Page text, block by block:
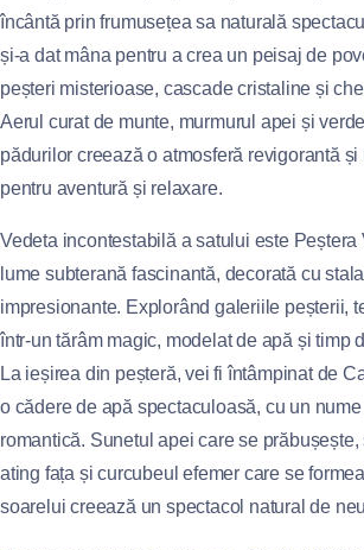
încântă prin frumusețea sa naturală
și-a dat mâna pentru a crea un peisaj de
peșteri misterioase, cascade cristaline și
Aerul curat de munte, murmurul apei și
pădurilor creează o atmosferă revigorantă și
pentru aventură și relaxare.
Vedeta incontestabilă a satului este Peștera
lume subterană fascinantă, decorată cu
impresionante. Explorând galeriile peșterii,
într-un tărâm magic, modelat de apă și timp
La ieșirea din peșteră, vei fi întâmpinat de
o cădere de apă spectaculoasă, cu un
romantică. Sunetul apei care se prăbușește,
ating fața și curcubeul efemer care se
soarelui creează un spectacol natural de